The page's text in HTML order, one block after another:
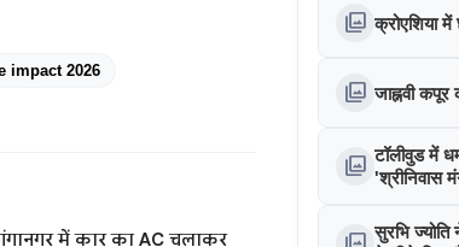
impact 2026
में कार का AC चलाकर
photo_library क्रोएशिया में
photo_library जाह्नवी
photo_library टॉलीवुड में
'श्रीनिवास
सुरभि ज्योति